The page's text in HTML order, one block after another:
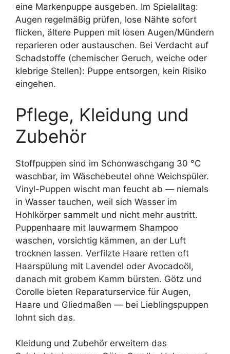
eine Markenpuppe ausgeben. Im Spielalltag:
Augen regelmäßig prüfen, lose Nähte sofort
flicken, ältere Puppen mit losen Augen/Mündern
reparieren oder austauschen. Bei Verdacht auf
Schadstoffe (chemischer Geruch, weiche oder
klebrige Stellen): Puppe entsorgen, kein Risiko
eingehen.
Pflege, Kleidung und
Zubehör
Stoffpuppen sind im Schonwaschgang 30 °C
waschbar, im Wäschebeutel ohne Weichspüler.
Vinyl-Puppen wischt man feucht ab — niemals
in Wasser tauchen, weil sich Wasser im
Hohlkörper sammelt und nicht mehr austritt.
Puppenhaare mit lauwarmem Shampoo
waschen, vorsichtig kämmen, an der Luft
trocknen lassen. Verfilzte Haare retten oft
Haarspülung mit Lavendel oder Avocadoöl,
danach mit grobem Kamm bürsten. Götz und
Corolle bieten Reparaturservice für Augen,
Haare und Gliedmaßen — bei Lieblingspuppen
lohnt sich das.
Kleidung und Zubehör erweitern das